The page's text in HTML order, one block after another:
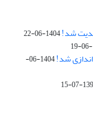
شد!1404-06-22
شد!
1404-06-
1397-